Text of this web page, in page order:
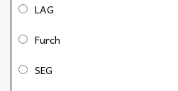
LAG
Furch
SEG